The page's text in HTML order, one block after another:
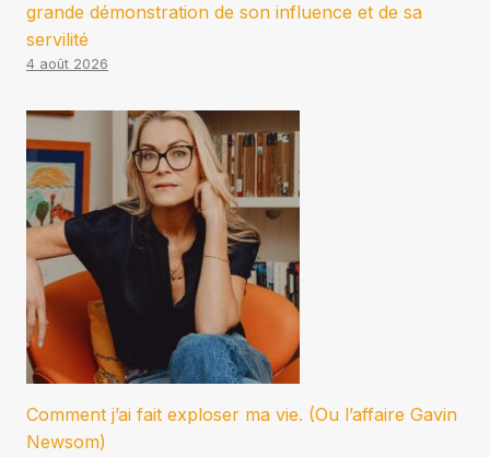
grande démonstration de son influence et de sa
servilité
4 août 2026
Comment j’ai fait exploser ma vie. (Ou l’affaire Gavin
Newsom)